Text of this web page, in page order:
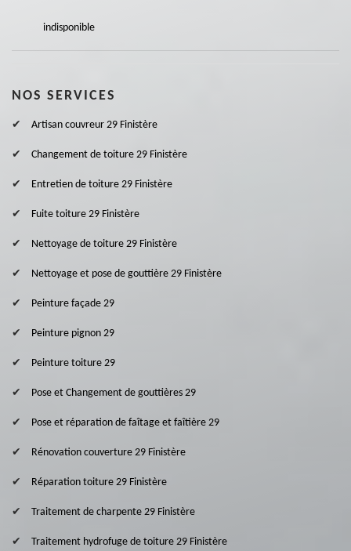
indisponible
NOS SERVICES
Artisan couvreur 29 Finistère
Changement de toiture 29 Finistère
Entretien de toiture 29 Finistère
Fuite toiture 29 Finistère
Nettoyage de toiture 29 Finistère
Nettoyage et pose de gouttière 29 Finistère
Peinture façade 29
Peinture pignon 29
Peinture toiture 29
Pose et Changement de gouttières 29
Pose et réparation de faîtage et faîtière 29
Rénovation couverture 29 Finistère
Réparation toiture 29 Finistère
Traitement de charpente 29 Finistère
Traitement hydrofuge de toiture 29 Finistère